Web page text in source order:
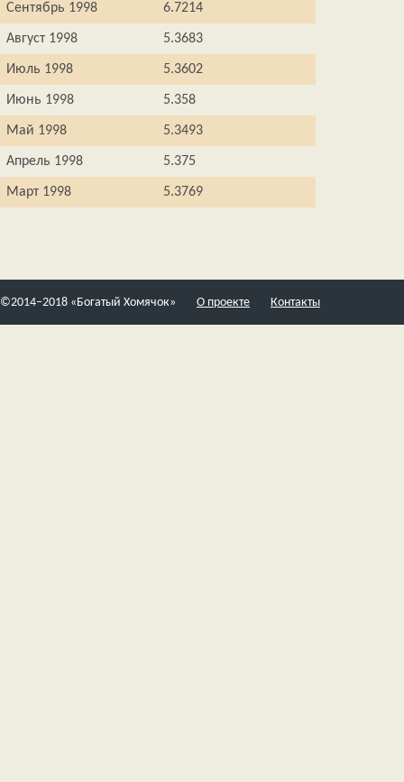
Сентябрь 1998 6.7214
Август 1998 5.3683
Июль 1998 5.3602
Июнь 1998 5.358
Май 1998 5.3493
Апрель 1998 5.375
Март 1998 5.3769
©2014–2018 «Богатый Хомячок» О проекте Контакты